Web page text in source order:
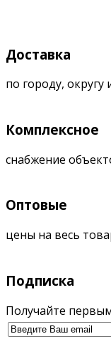
Доставка
по городу, округу
Комплексное
снабжение
Оптовые
цены на весь
Подписка
Получайте